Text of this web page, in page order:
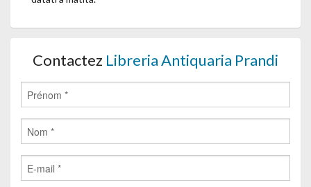
Contactez Libreria Antiquaria Prandi